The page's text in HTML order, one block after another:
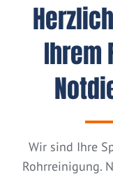
Ihrem
Wir sind Ihre
Rohrreinigung.